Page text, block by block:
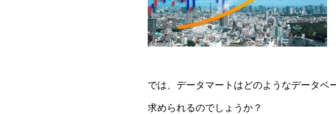
では、データマートはどのようなデータベ
求められるのでしょうか？